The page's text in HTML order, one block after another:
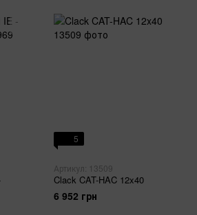
5
Артикул: 13509
Clack CAT-HAC 12x40
6 952 грн